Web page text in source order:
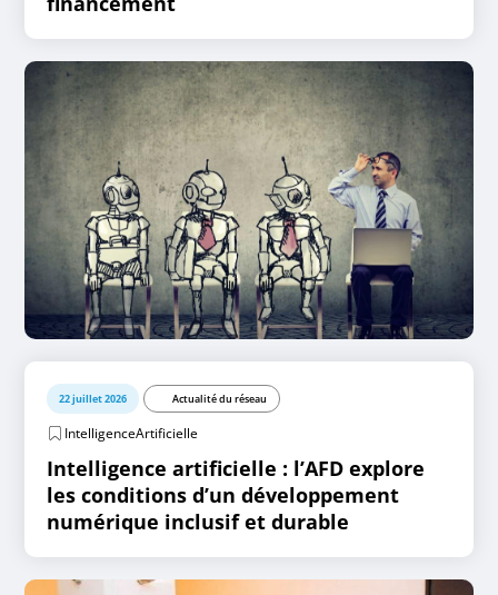
22 juillet 2026 Actualité du réseau
IntelligenceArtificielle
Intelligence artificielle : l’AFD explore
les conditions d’un développement
numérique inclusif et durable